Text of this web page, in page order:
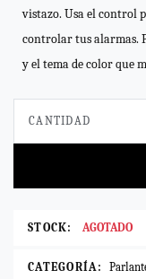
vistazo. Usa el control
controlar tus alarmas.
y el tema de color que
CANTIDAD
STOCK: AGOTADO
CATEGORÍA: